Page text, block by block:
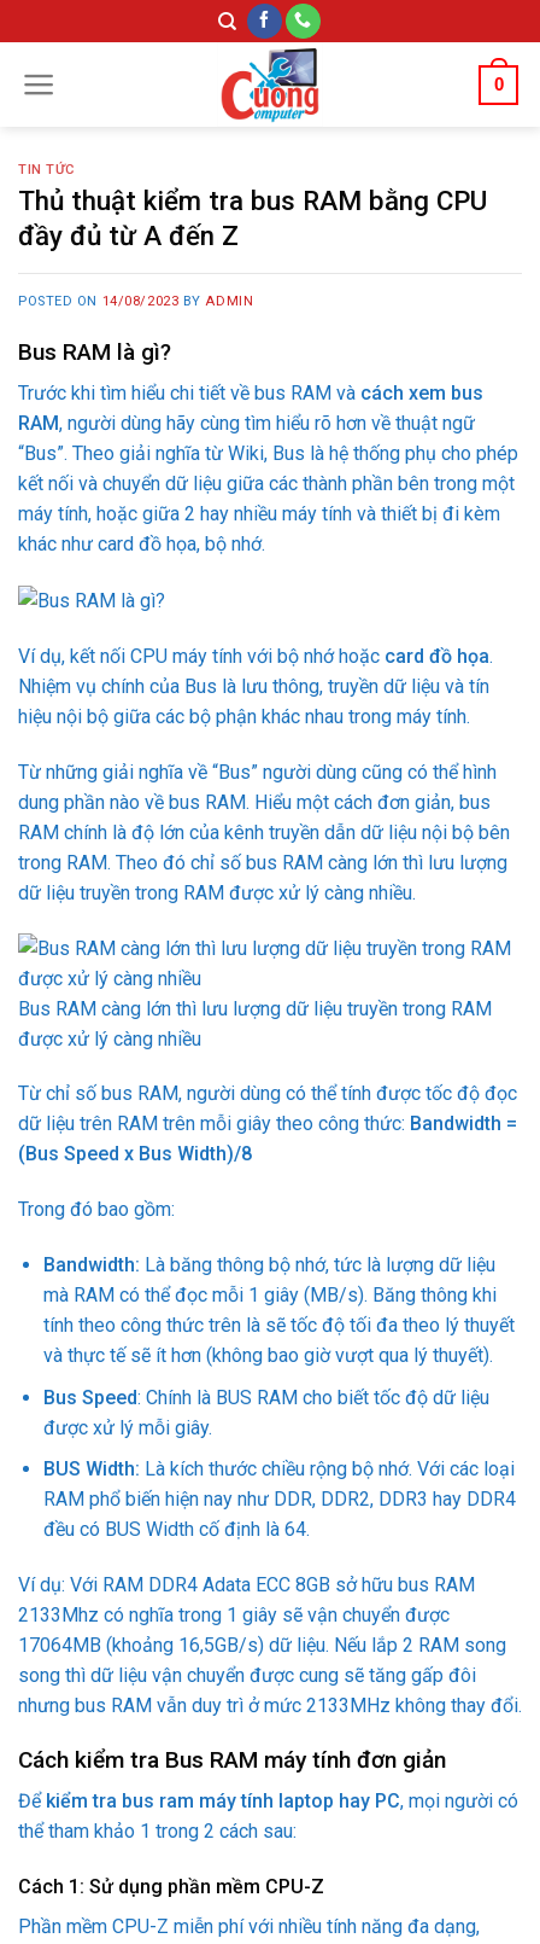
to
content
0
TIN TỨC
Thủ thuật kiểm tra bus RAM bằng CPU
đầy đủ từ A đến Z
POSTED ON 14/08/2023 BY ADMIN
Bus RAM là gì?
Trước khi tìm hiểu chi tiết về bus RAM và cách xem bus
RAM, người dùng hãy cùng tìm hiểu rõ hơn về thuật ngữ
“Bus”. Theo giải nghĩa từ Wiki, Bus là hệ thống phụ cho phép
kết nối và chuyển dữ liệu giữa các thành phần bên trong một
máy tính, hoặc giữa 2 hay nhiều máy tính và thiết bị đi kèm
khác như card đồ họa, bộ nhớ.
Ví dụ, kết nối CPU máy tính với bộ nhớ hoặc card đồ họa.
Nhiệm vụ chính của Bus là lưu thông, truyền dữ liệu và tín
hiệu nội bộ giữa các bộ phận khác nhau trong máy tính.
Từ những giải nghĩa về “Bus” người dùng cũng có thể hình
dung phần nào về bus RAM. Hiểu một cách đơn giản, bus
RAM chính là độ lớn của kênh truyền dẫn dữ liệu nội bộ bên
trong RAM. Theo đó chỉ số bus RAM càng lớn thì lưu lượng
dữ liệu truyền trong RAM được xử lý càng nhiều.
Bus RAM càng lớn thì lưu lượng dữ liệu truyền trong RAM
được xử lý càng nhiều
Từ chỉ số bus RAM, người dùng có thể tính được tốc độ đọc
dữ liệu trên RAM trên mỗi giây theo công thức: Bandwidth =
(Bus Speed x Bus Width)/8
Trong đó bao gồm:
Bandwidth: Là băng thông bộ nhớ, tức là lượng dữ liệu
mà RAM có thể đọc mỗi 1 giây (MB/s). Băng thông khi
tính theo công thức trên là sẽ tốc độ tối đa theo lý thuyết
và thực tế sẽ ít hơn (không bao giờ vượt qua lý thuyết).
Bus Speed: Chính là BUS RAM cho biết tốc độ dữ liệu
được xử lý mỗi giây.
BUS Width: Là kích thước chiều rộng bộ nhớ. Với các loại
RAM phổ biến hiện nay như DDR, DDR2, DDR3 hay DDR4
đều có BUS Width cố định là 64.
Ví dụ: Với RAM DDR4 Adata ECC 8GB sở hữu bus RAM
2133Mhz có nghĩa trong 1 giây sẽ vận chuyển được
17064MB (khoảng 16,5GB/s) dữ liệu. Nếu lắp 2 RAM song
song thì dữ liệu vận chuyển được cung sẽ tăng gấp đôi
nhưng bus RAM vẫn duy trì ở mức 2133MHz không thay đổi.
Cách kiểm tra Bus RAM máy tính đơn giản
Để kiểm tra bus ram máy tính laptop hay PC, mọi người có
thể tham khảo 1 trong 2 cách sau:
Cách 1: Sử dụng phần mềm CPU-Z
Phần mềm CPU-Z miễn phí với nhiều tính năng đa dạng,